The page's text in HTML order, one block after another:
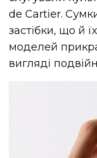
de Cartier.
застібки, що й
моделей
вигляді